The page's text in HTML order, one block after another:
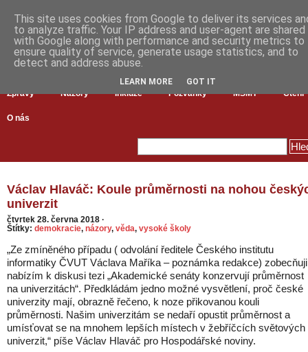
Zprávy Názory Inkluze Pozvánky MŠMT Čtení
O nás
Václav Hlaváč: Koule průměrnosti na nohou
univerzit
čtvrtek 28. června 2018 ·
Štítky: demokracie, názory, věda, vysoké školy
„Ze zmíněného případu ( odvolání ředitele Českého institutu
informatiky ČVUT Václava Maříka – poznámka redakce)
nabízím k diskusi tezi „Akademické senáty konzervují průměrnost
na univerzitách“. Předkládám jedno možné vysvětlení, proč české
univerzity mají, obrazně řečeno, k noze přikovanou kouli
průměrnosti. Našim univerzitám se nedaří opustit průměrnost a
umísťovat se na mnohem lepších místech v žebříčcích světových
univerzit,“ píše Václav Hlaváč pro Hospodářské noviny.
This site uses cookies from Google to deliver its services
to analyze traffic. Your IP address and user-agent are shared
with Google along with performance and security metrics to
ensure quality of service, generate usage statistics, and to
detect and address abuse.
LEARN MORE GOT IT